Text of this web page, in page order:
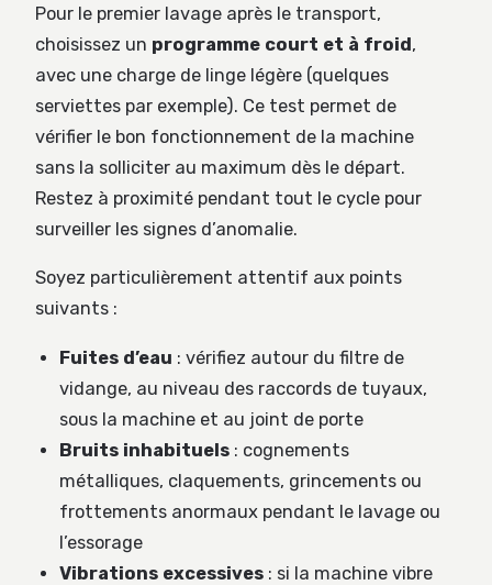
Pour le premier lavage après le transport,
choisissez un programme court et à froid,
avec une charge de linge légère (quelques
serviettes par exemple). Ce test permet de
vérifier le bon fonctionnement de la machine
sans la solliciter au maximum dès le départ.
Restez à proximité pendant tout le cycle pour
surveiller les signes d’anomalie.
Soyez particulièrement attentif aux points
suivants :
Fuites d’eau : vérifiez autour du filtre de
vidange, au niveau des raccords de tuyaux,
sous la machine et au joint de porte
Bruits inhabituels : cognements
métalliques, claquements, grincements ou
frottements anormaux pendant le lavage ou
l’essorage
Vibrations excessives : si la machine vibre